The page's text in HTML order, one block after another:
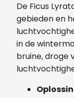
De Ficus
gebieden en
in de
bruine, droge